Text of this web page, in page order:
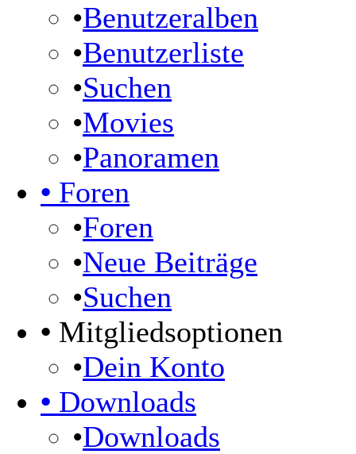
•Benutzeralben
•Benutzerliste
•Suchen
•Movies
•Panoramen
• Foren
•Foren
•Neue Beiträge
•Suchen
• Mitgliedsoptionen
•Dein Konto
• Downloads
•Downloads